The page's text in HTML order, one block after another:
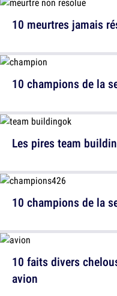
10 meurtres jamais
Les pires team
10 faits divers
avion
10 champions de la
10 champions de la